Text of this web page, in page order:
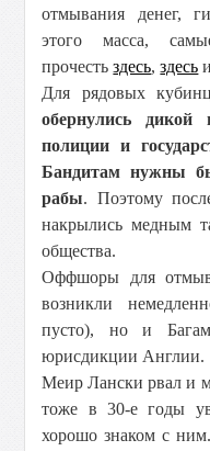
отмывания денег,
этого масса,
прочестьздесь,здесь
Для рядовых
обернулись дикой
полиции и
Бандитам нужны
рабы. Поэтому
накрылись медным
общества.
Оффшоры для
возникли
пусто), но и
юрисдикции Англии.
Меир Лански рвал и
тоже в 30-е годы
хорошо знаком с